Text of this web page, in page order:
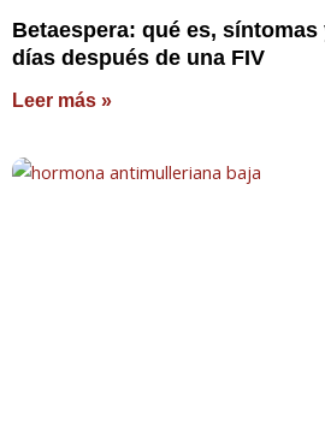
Betaespera: qué es,
días después de una FIV
Leer más »